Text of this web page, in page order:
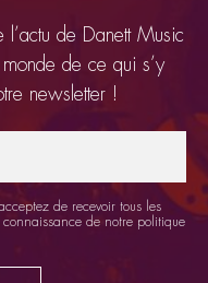
l’actu de Danett Music
de ce qui s’y
newsletter !
de recevoir tous les
de notre politique